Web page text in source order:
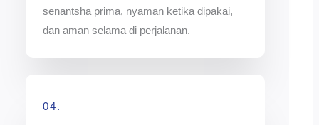
senantsha prima, nyaman ketika dipakai,
dan aman selama di perjalanan.
04.